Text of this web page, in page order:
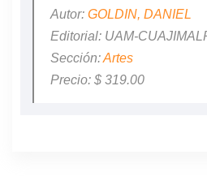
Autor: GOLDIN, DANIEL
Editorial: UAM-
Sección:Artes
Precio: $ 319.00